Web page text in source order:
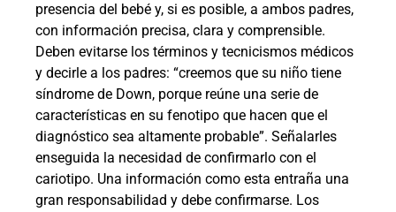
presencia del bebé y, si es posible, a ambos padres,
con información precisa, clara y comprensible.
Deben evitarse los términos y tecnicismos médicos
y decirle a los padres: “creemos que su niño tiene
síndrome de Down, porque reúne una serie de
características en su fenotipo que hacen que el
diagnóstico sea altamente probable”. Señalarles
enseguida la necesidad de confirmarlo con el
cariotipo. Una información como esta entraña una
gran responsabilidad y debe confirmarse. Los